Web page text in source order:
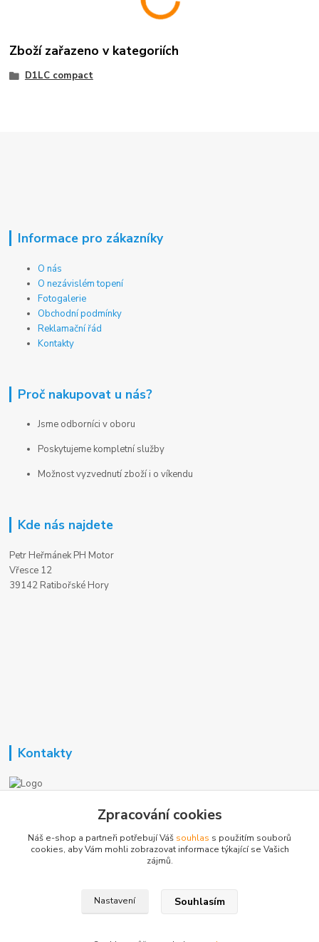
Zboží zařazeno v kategoriích
D1LC compact
Informace pro zákazníky
O nás
O nezávislém topení
Fotogalerie
Obchodní podmínky
Reklamační řád
Kontakty
Proč nakupovat u nás?
Jsme odborníci v oboru
Poskytujeme kompletní služby
Možnost vyzvednutí zboží i o víkendu
Kde nás najdete
Petr Heřmánek PH Motor
Vřesce 12
39142 Ratibořské Hory
Kontakty
+420 723 362 738
Zpracování cookies
Náš e-shop a partneři potřebují Váš souhlas s použitím souborů
cookies, aby Vám mohli zobrazovat informace týkající se Vašich
zájmů.
Nastavení Souhlasím